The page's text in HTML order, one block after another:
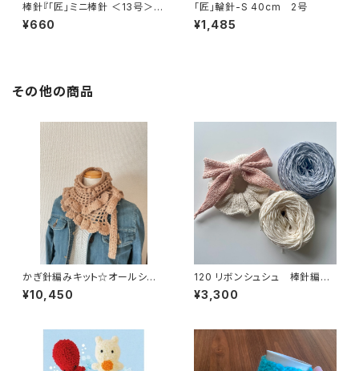
棒針『「匠」ミニ棒針 ＜13号＞』
Clover クロバー
¥660
「匠」輪針-S 40cm 2号
¥1,485
その他の商品
かぎ針編みキット☆オールシー
ズン使えるケープ
¥10,450
120 リボンシュシュ 棒針編み
キット
¥3,300